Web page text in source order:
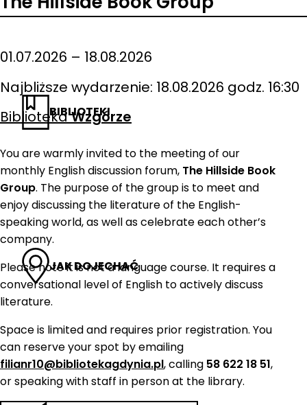
BIBLIOTEKI
JAK DOJECHAĆ
01.07.2026 – 18.08.2026
Najbliższe wydarzenie: 18.08.2026 godz. 16:30
BibliotekaWzgórze
You are warmly invited to the meeting of our
monthly English discussion forum, The Hillside Book
Group. The purpose of the group is to meet and
enjoy discussing the literature of the English-
speaking world, as well as celebrate each other’s
company.
Please note it is not a language course. It requires a
conversational level of English to actively discuss
literature.
Space is limited and requires prior registration. You
can reserve your spot by emailing
filianr10@bibliotekagdynia.pl, calling 58 622 18 51,
or speaking with staff in person at the library.